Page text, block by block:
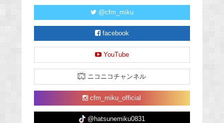
@cfm_miku
facebook
YouTube
ニコニコチャンネル
cfm_miku_official
@hatsunemiku0831